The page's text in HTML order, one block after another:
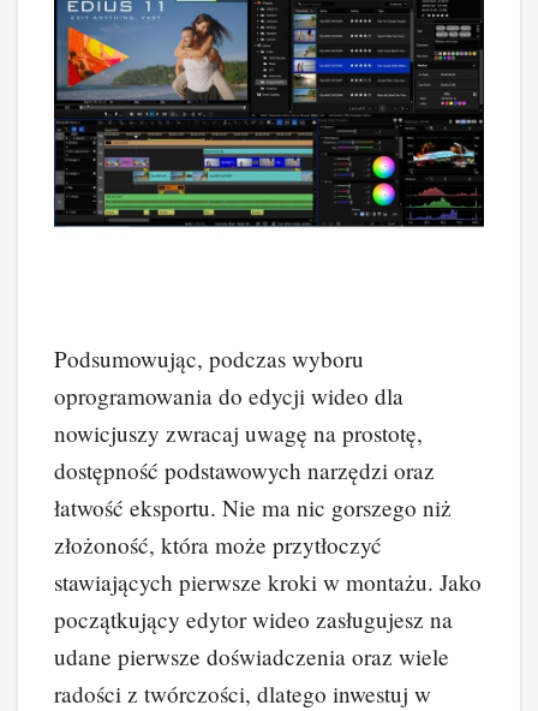
Podsumowując, podczas wyboru
oprogramowania do edycji wideo dla
nowicjuszy zwracaj uwagę na prostotę,
dostępność podstawowych narzędzi oraz
łatwość eksportu. Nie ma nic gorszego niż
złożoność, która może przytłoczyć
stawiających pierwsze kroki w montażu. Jako
początkujący edytor wideo zasługujesz na
udane pierwsze doświadczenia oraz wiele
radości z twórczości, dlatego inwestuj w